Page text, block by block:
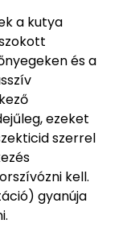
a kutya
és a
ezeket
szerrel
kell.
gyanúja